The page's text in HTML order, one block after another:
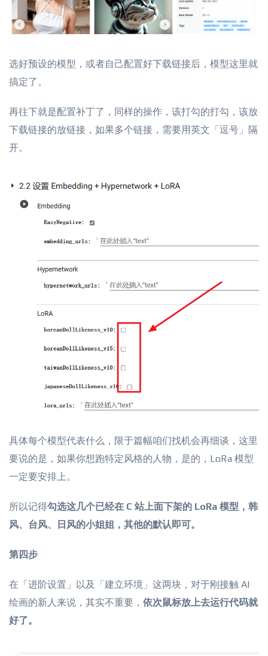
选好预设的模型，或者自己配置好下载链接后，模型这里就
搞定了。
再往下就是配置补丁了，同样的操作，该打勾的打勾，该放
下载链接的放链接，如果多个链接，需要用英文「逗号」隔
开。
具体每个模型代表什么，限于篇幅咱们找机会再细谈，这里
要说的是，如果你想跑特定风格的人物，是的，LoRa 模型
一定要安排上。
所以记得勾选这几个已经在 C 站上面下架的 LoRa 模型，韩
风、台风、日风的小姐姐，其他的默认即可。
第四步
在「进阶设置」以及「建立环境」这两块，对于刚接触 AI
绘画的新人来说，其实不重要， 依次鼠标放上去运行代码就
好了。